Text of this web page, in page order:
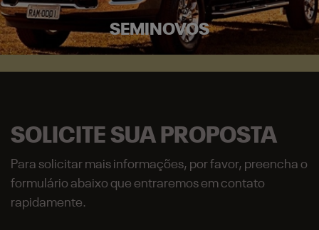
SEMINOVOS
SOLICITE SUA PROPOSTA
Para solicitar mais informações, por favor, preencha o
formulário abaixo que entraremos em contato
rapidamente.